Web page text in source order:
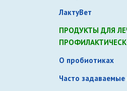
ЛактуВет
ПРОДУКТЫ ДЛЯ
О пробиотиках
Часто